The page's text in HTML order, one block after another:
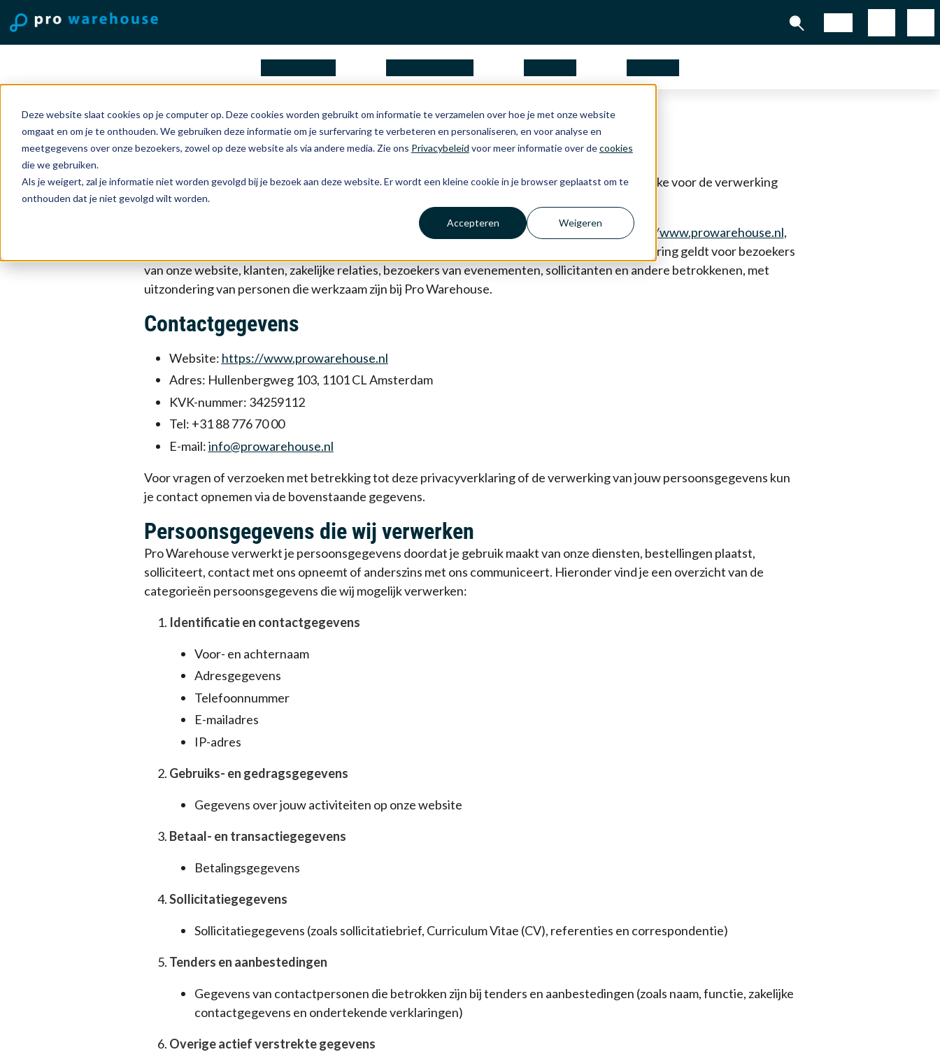
Deze website slaat cookies op je computer op. Deze cookies worden gebruikt om informatie te verzamelen over hoe je met onze website
omgaat en om je te onthouden. We gebruiken deze informatie om je surfervaring te verbeteren en personaliseren, en voor analyse en
meetgegevens over onze bezoekers, zowel op deze website als via andere media. Zie ons Privacybeleid voor meer informatie over decookies
die we gebruiken.
Als je weigert, zal je informatie niet worden gevolgd bij je bezoek aan deze website. Er wordt een kleine cookie in je browser geplaatst om te
onthouden dat je niet gevolgd wilt worden.
Accepteren Weigeren
Privacyverklaring
Pro Warehouse, gevestigd aan Hullenbergweg 103, 1101 CL Amsterdam, is de verantwoordelijke voor de verwerking
van persoonsgegevens zoals weergegeven in deze privacyverklaring.
Deze privacyverklaring is van toepassing op de persoonsgegevens die via onze website https://www.prowarehouse.nl,
gerelateerde extensies, e-mailcommunicatie en andere middelen worden verzameld. De verklaring geldt voor bezoekers
van onze website, klanten, zakelijke relaties, bezoekers van evenementen, sollicitanten en andere betrokkenen, met
uitzondering van personen die werkzaam zijn bij Pro Warehouse.
Contactgegevens
Website: https://www.prowarehouse.nl
Adres: Hullenbergweg 103, 1101 CL Amsterdam
KVK-nummer: 34259112
Tel: +31 88 776 70 00
E-mail:info@prowarehouse.nl
Voor vragen of verzoeken met betrekking tot deze privacyverklaring of de verwerking van jouw persoonsgegevens kun
je contact opnemen via de bovenstaande gegevens.
Persoonsgegevens die wij verwerken
Pro Warehouse verwerkt je persoonsgegevens doordat je gebruik maakt van onze diensten, bestellingen plaatst,
solliciteert, contact met ons opneemt of anderszins met ons communiceert. Hieronder vind je een overzicht van de
categorieën persoonsgegevens die wij mogelijk verwerken:
Identificatie en contactgegevens
Voor- en achternaam
Adresgegevens
Telefoonnummer
E-mailadres
IP-adres
Gebruiks- en gedragsgegevens
Gegevens over jouw activiteiten op onze website
Betaal- en transactiegegevens
Betalingsgegevens
Sollicitatiegegevens
Sollicitatiegegevens (zoals sollicitatiebrief, Curriculum Vitae (CV), referenties en correspondentie)
Tenders en aanbestedingen
Gegevens van contactpersonen die betrokken zijn bij tenders en aanbestedingen (zoals naam, functie, zakelijke
contactgegevens en ondertekende verklaringen)
Overige actief verstrekte gegevens